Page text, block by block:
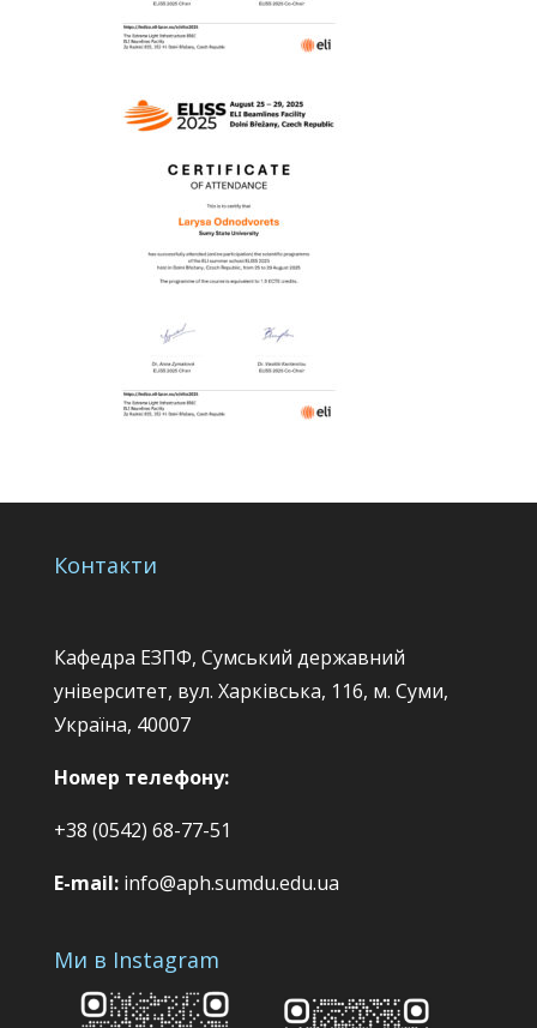
Контакти
Кафедра ЕЗПФ, Сумський державний
університет, вул. Харківська, 116, м. Суми,
Україна, 40007
Номер телефону:
+38 (0542) 68-77-51
E-mail:info@aph.sumdu.edu.ua
Ми в Instagram